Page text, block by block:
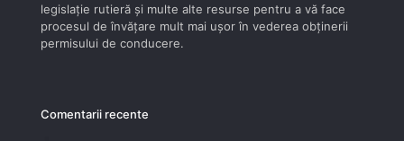
legislaţie rutieră şi multe alte resurse pentru a vă face
procesul de învăţare mult mai uşor în vederea obţinerii
permisului de conducere.
Comentarii recente